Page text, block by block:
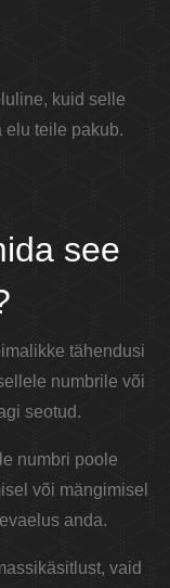
kuid selle
elu teile pakub.
see
tähendusi
numbrile või
seotud.
numbri poole
või mängimisel
anda.
vaid